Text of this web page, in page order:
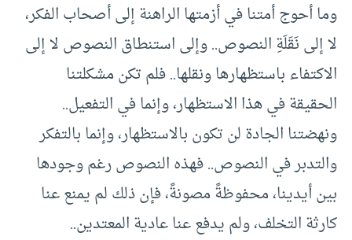
وما أحوج أمتنا في أزمتها الراهنة إلى أصحاب الفكر،
لا إلى نَقَلَةِ النصوص.. وإلى استنطاق النصوص لا إلى
الاكتفاء باستظهارها ونقلها.. فلم تكن مشكلتنا
الحقيقة في هذا الاستظهار، وإنما في التفعيل..
ونهضتنا الجادة لن تكون بالاستظهار، وإنما بالتفكر
والتدبر في النصوص.. فهذه النصوص رغم وجودها
بين أيدينا، محفوظةً مصونةً، فإن ذلك لم يمنع عنا
كارثة التخلف، ولم يدفع عنا عادية المعتدين..